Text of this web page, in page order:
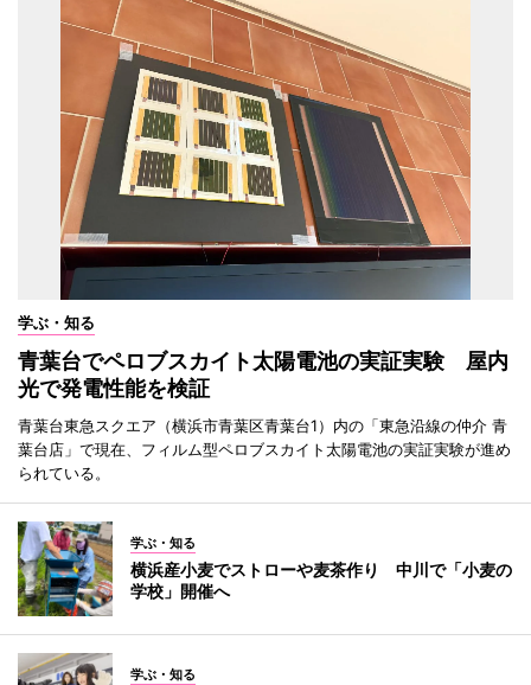
学ぶ・知る
青葉台でペロブスカイト太陽電池の実証実験 屋内
光で発電性能を検証
青葉台東急スクエア（横浜市青葉区青葉台1）内の「東急沿線の仲介 青
葉台店」で現在、フィルム型ペロブスカイト太陽電池の実証実験が進め
られている。
学ぶ・知る
横浜産小麦でストローや麦茶作り 中川で「小麦の
学校」開催へ
学ぶ・知る